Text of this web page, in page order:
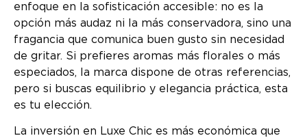
enfoque en la sofisticación accesible: no es la
opción más audaz ni la más conservadora, sino una
fragancia que comunica buen gusto sin necesidad
de gritar. Si prefieres aromas más florales o más
especiados, la marca dispone de otras referencias,
pero si buscas equilibrio y elegancia práctica, esta
es tu elección.
La inversión en Luxe Chic es más económica que